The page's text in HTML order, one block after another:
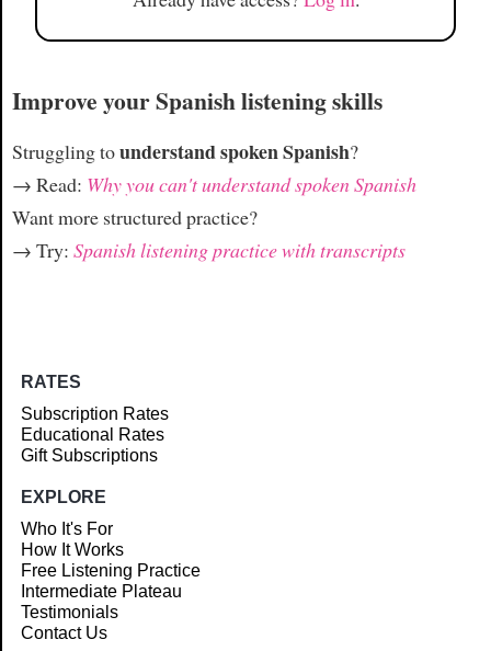
Improve your Spanish listening skills
Struggling tounderstand spoken Spanish?
→ Read: Why you can't understand spoken Spanish
Want more structured practice?
→ Try: Spanish listening practice with transcripts
RATES
Subscription Rates
Educational Rates
Gift Subscriptions
EXPLORE
Who It's For
How It Works
Free Listening Practice
Intermediate Plateau
Testimonials
Contact Us